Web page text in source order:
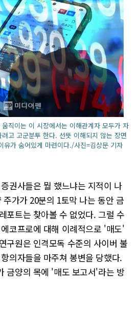
직이는 이 시장에서는 이해관계자 모두가 자
고 고군분투 한다. 선뜻 이해되지 않는 장면
유가 숨어있게 마련이다./사진=김상문 기자
권사들은 뭘 했느냐는 지적이 나
가가 20분의 1토막 나는 동안 금
포트는 찾아볼 수 없었다. 그럴 수
코프로에 대해 이례적으로 '매도'
구원은 인격모독 수준의 사이버 불
의자들을 마주쳐 봉변을 당했다.
금양의 목에 '매도 보고서'라는 방